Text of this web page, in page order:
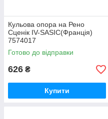
Кульова опора на Рено
Сценік IV-SASIC(Франція)
7574017
Готово до відправки
626 ₴
Купити